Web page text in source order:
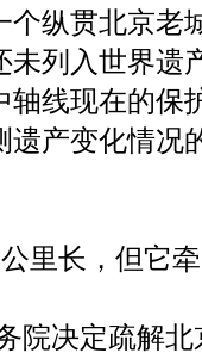
个纵贯北京老
未列入世界遗
轴线现在的保
遗产变化情况
里长，但它
院决定疏解